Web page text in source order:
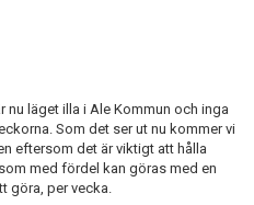
läget illa i Ale Kommun och inga
Som det ser ut nu kommer vi
eftersom det är viktigt att hålla
med fördel kan göras med en
göra, per vecka.